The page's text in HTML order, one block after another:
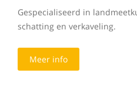
Gespecialiseerd in
schatting en verkaveling.
Meer info